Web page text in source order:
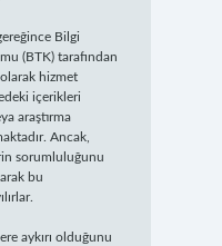
Bilgi
(BTK) tarafından
olarak hizmet
içerikleri
araştırma
Ancak,
sorumluluğunu
bu
aykırı olduğunu